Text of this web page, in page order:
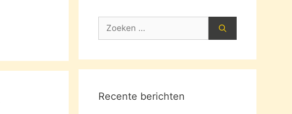
Zoek
Recente berichten